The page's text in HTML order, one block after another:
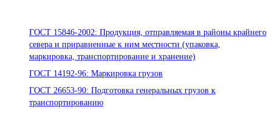
ГОСТ 15846-2002: Продукция, отправляемая в районы крайнего
севера и приравненные к ним местности (упаковка,
маркировка, транспортирование и хранение)
ГОСТ 14192-96: Маркировка грузов
ГОСТ 26653-90: Подготовка генеральных грузов к
транспортированию